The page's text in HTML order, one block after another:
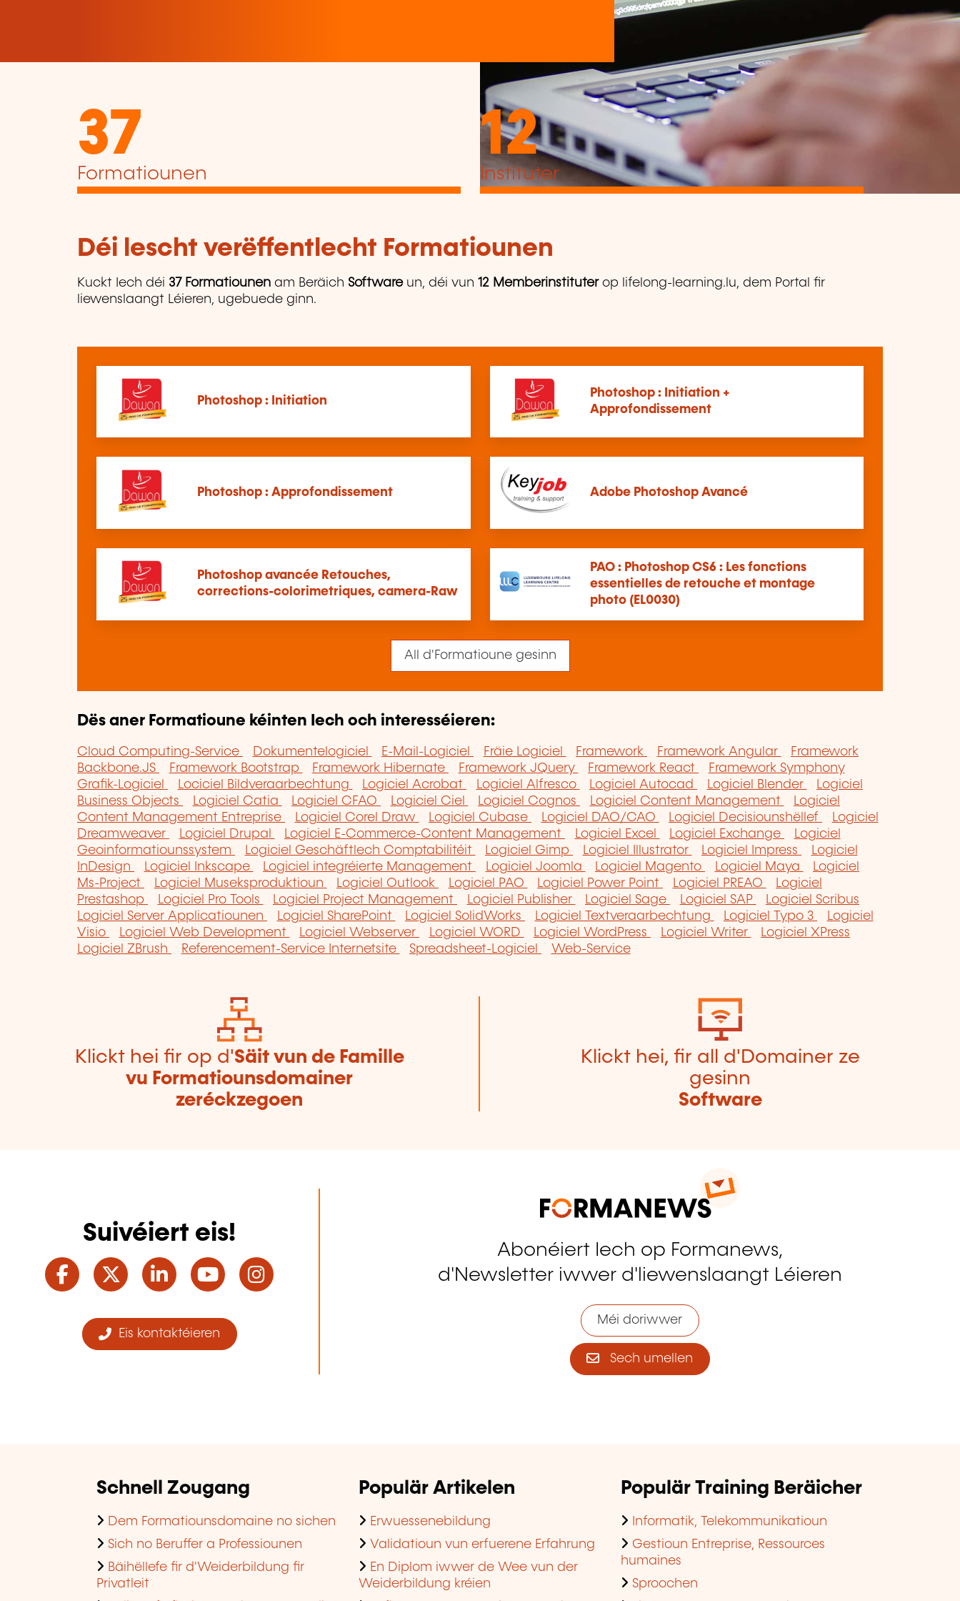
37
Formatiounen
12
Instituter
Déi lescht verëffentlecht Formatiounen
Kuckt Iech déi 37 Formatiounen am Beräich Softwareun, déi vun 12 Memberinstituter op lifelong-learning.lu, dem Portal fir
liewenslaangt Léieren, ugebuede ginn.
Photoshop : Initiation
Photoshop : Initiation +
Approfondissement
Photoshop : Approfondissement Adobe Photoshop Avancé
Photoshop avancée Retouches,
corrections-colorimetriques, camera-Raw
PAO : Photoshop CS6 : Les fonctions
essentielles de retouche et montage
photo (EL0030)
All d'Formatioune gesinn
Dës aner Formatioune kéinten Iech och interesséieren:
Cloud Computing-Service Dokumentelogiciel E-Mail-Logiciel Fräie Logiciel Framework Framework Angular
Framework
Backbone.JS
Framework Bootstrap Framework Hibernate Framework JQuery Framework React
Framework Symphony
Grafik-Logiciel
Lociciel Bildveraarbechtung Logiciel Acrobat Logiciel Alfresco Logiciel Autocad Logiciel Blender
Logiciel
Business Objects
Logiciel Catia Logiciel CFAO Logiciel Ciel Logiciel Cognos Logiciel Content Management
Logiciel
Content Management Entreprise
Logiciel Corel Draw Logiciel Cubase Logiciel DAO/CAO Logiciel Decisiounshëllef
Logiciel
Dreamweaver
Logiciel Drupal Logiciel E-Commerce-Content Management Logiciel Excel Logiciel Exchange
Logiciel
Geoinformatiounssystem
Logiciel Geschäftlech Comptabilitéit Logiciel Gimp Logiciel Illustrator Logiciel Impress
Logiciel
InDesign
Logiciel Inkscape Logiciel integréierte Management Logiciel Joomla Logiciel Magento Logiciel Maya
Logiciel
Ms-Project
Logiciel Museksproduktioun Logiciel Outlook Logiciel PAO Logiciel Power Point Logiciel PREAO
Logiciel
Prestashop
Logiciel Pro Tools Logiciel Project Management Logiciel Publisher Logiciel Sage Logiciel SAP
Logiciel Scribus
Logiciel Server Applicatiounen
Logiciel SharePoint Logiciel SolidWorks Logiciel Textveraarbechtung Logiciel Typo 3
Logiciel
Visio
Logiciel Web Development Logiciel Webserver Logiciel WORD Logiciel WordPress Logiciel Writer
Logiciel XPress
Logiciel ZBrush
Referencement-Service Internetsite Spreadsheet-Logiciel Web-Service
Klickt hei fir op d'Säit vun de Famille
vu Formatiounsdomainer
zeréckzegoen
Klickt hei, fir all d'Domainer ze
gesinn
Software
Suivéiert eis!
Facebook
TwitterLinkedInYouTube
Eis kontaktéieren
Abonéiert Iech op Formanews,
d'Newsletter iwwer d'liewenslaangt Léieren
Méi doriwwer
Sech umellen
Schnell Zougang
Dem Formatiounsdomaine no sichen
Sich no Beruffer a Professiounen
Bäihëllefe fir d'Weiderbildung fir
Privatleit
Populär Artikelen
Erwuessenebildung
Validatioun vun erfuerene Erfahrung
En Diplom iwwer de Wee vun der
Weiderbildung kréien
Populär Training Beräicher
Informatik, Telekommunikatioun
Gestioun Entreprise, Ressources
humaines
Sproochen